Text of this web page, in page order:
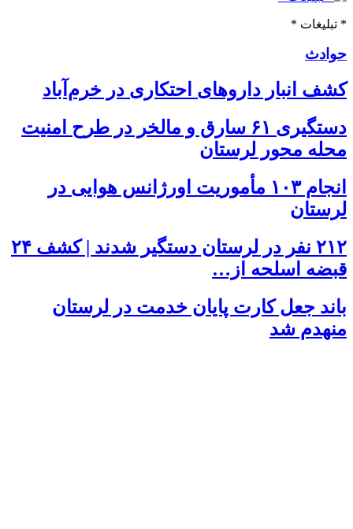
* تبلیغات *
حوادث
کشف انبار داروهای احتکاری در خرم‌آباد
دستگیری ۶۱ سارق و مالخر در طرح امنیت
محله محور لرستان
انجام ۱۰۳ مأموریت اورژانس هوایی در
لرستان
۲۱۲ نفر در لرستان دستگیر شدند | کشف ۲۴
قبضه اسلحه از…
باند جعل کارت پایان خدمت در لرستان
منهدم شد